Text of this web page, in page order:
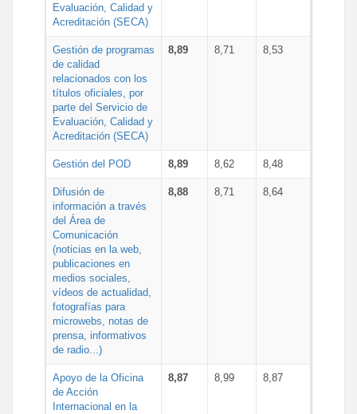
Evaluación, Calidad y
Acreditación (SECA)
Gestión de programas
de calidad
relacionados con los
títulos oficiales, por
parte del Servicio de
Evaluación, Calidad y
Acreditación (SECA)
8,89 8,71 8,53
Gestión del POD 8,89 8,62 8,48
Difusión de
información a través
del Área de
Comunicación
(noticias en la web,
publicaciones en
medios sociales,
vídeos de actualidad,
fotografías para
microwebs, notas de
prensa, informativos
de radio...)
8,88 8,71 8,64
Apoyo de la Oficina
de Acción
Internacional en la
8,87 8,99 8,87